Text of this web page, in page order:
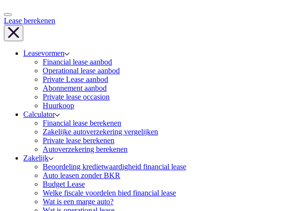
Lease berekenen
Leasevormen
Financial lease aanbod
Operational lease aanbod
Private Lease aanbod
Abonnement aanbod
Private lease occasion
Huurkoop
Calculator
Financial lease berekenen
Zakelijke autoverzekering vergelijken
Private lease berekenen
Autoverzekering berekenen
Zakelijk
Beoordeling kredietwaardigheid financial lease
Auto leasen zonder BKR
Budget Lease
Welke fiscale voordelen bied financial lease
Wat is een marge auto?